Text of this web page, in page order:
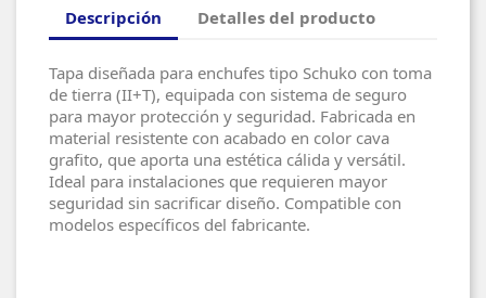
Descripción Detalles del producto
Tapa diseñada para enchufes tipo Schuko con toma
de tierra (II+T), equipada con sistema de seguro
para mayor protección y seguridad. Fabricada en
material resistente con acabado en color cava
grafito, que aporta una estética cálida y versátil.
Ideal para instalaciones que requieren mayor
seguridad sin sacrificar diseño. Compatible con
modelos específicos del fabricante.